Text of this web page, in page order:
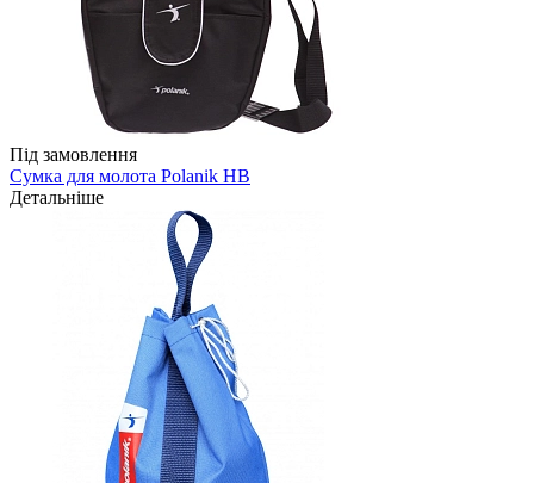
Під замовлення
Сумка для молота Polanik HB
Детальніше